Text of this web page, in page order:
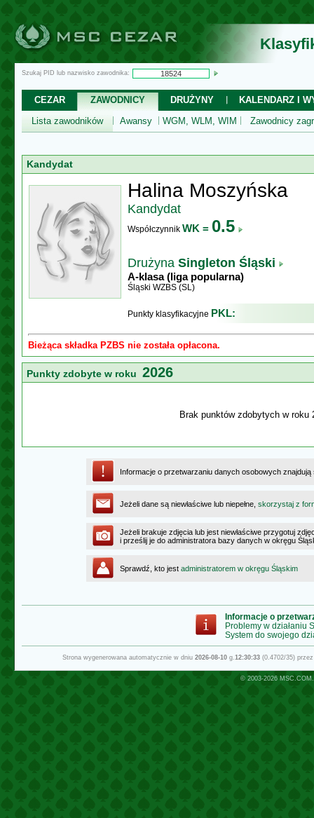
Szukaj PID lub nazwisko zawodnika:
CEZAR ZAWODNICY DRUŻYNY
KALENDARZ I
Lista zawodników
Awansy WGM, WLM, WIM Zawodnicy
Kandydat
Halina Moszyńska
Kandydat
Współczynnik WK = 0.5
Drużyna Singleton Śląski
A-klasa (liga popularna)
Śląski WZBS (SL)
Punkty klasyfikacyjne PKL:
Bieżąca składka PZBS nie została opłacona.
Punkty zdobyte w roku 2026
Brak punktów zdobytych w roku
Informacje o przetwarzaniu danych osobowych
Jeżeli dane są niewłaściwe lub niepełne, skorzystaj z
Jeżeli brakuje zdjęcia lub jest niewłaściwe przygotuj
i prześlij je do administratora bazy danych w okręgu
Sprawdź, kto jest administratorem w okręgu Śląskim
Informacje o
Problemy w działaniu
System do swojego
Strona wygenerowana automatycznie w dniu 2026-08-10g.12:30:33(0.4702/35)
© 2003-2026